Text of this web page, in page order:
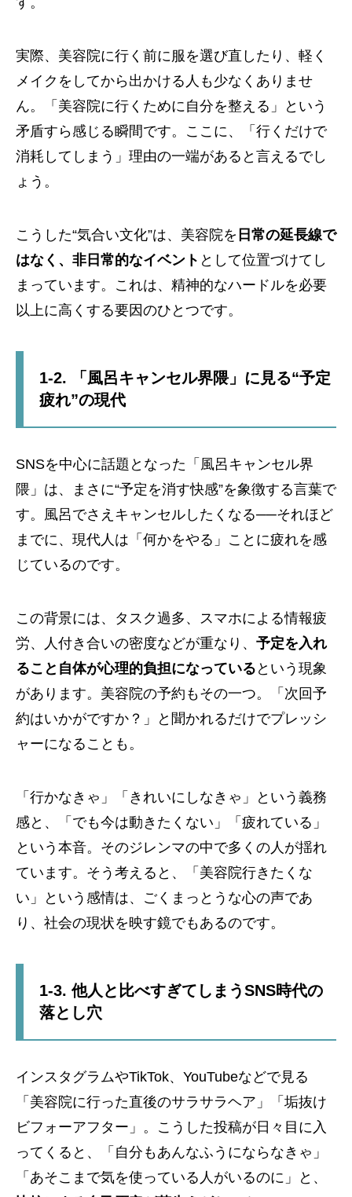
実際、美容院に行く前に服を選び直したり、軽く
メイクをしてから出かける人も少なくありませ
ん。「美容院に行くために自分を整える」という
矛盾すら感じる瞬間です。ここに、「行くだけで
消耗してしまう」理由の一端があると言えるでし
ょう。
こうした“気合い文化”は、美容院を 日常の延長線で
はなく、非日常的なイベント として位置づけてし
まっています。これは、精神的なハードルを必要
以上に高くする要因のひとつです。
1-2. 「風呂キャンセル界隈」に見る“予定
疲れ”の現代
SNSを中心に話題となった「風呂キャンセル界
隈」は、まさに“予定を消す快感”を象徴する言葉で
す。風呂でさえキャンセルしたくなる──それほど
までに、現代人は「何かをやる」ことに疲れを感
じているのです。
この背景には、タスク過多、スマホによる情報疲
労、人付き合いの密度などが重なり、 予定を入れ
ること自体が心理的負担になっている という現象
があります。美容院の予約もその一つ。「次回予
約はいかがですか？」と聞かれるだけでプレッシ
ャーになることも。
「行かなきゃ」「きれいにしなきゃ」という義務
感と、「でも今は動きたくない」「疲れている」
という本音。そのジレンマの中で多くの人が揺れ
ています。そう考えると、「美容院行きたくな
い」という感情は、ごくまっとうな心の声であ
り、社会の現状を映す鏡でもあるのです。
1-3. 他人と比べすぎてしまうSNS時代の
落とし穴
インスタグラムやTikTok、YouTubeなどで見る
「美容院に行った直後のサラサラヘア」「垢抜け
ビフォーアフター」。こうした投稿が日々目に入
ってくると、「自分もあんなふうにならなきゃ」
「あそこまで気を使っている人がいるのに」と、